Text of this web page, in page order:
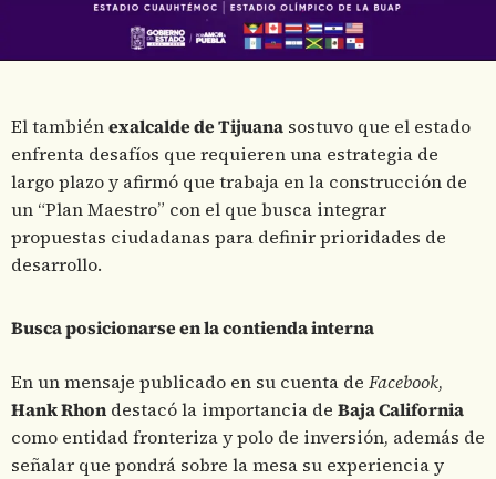
El tambiénexalcalde de Tijuana sostuvo que el estado
enfrenta desafíos que requieren una estrategia de
largo plazo y afirmó que trabaja en la construcción de
un “Plan Maestro” con el que busca integrar
propuestas ciudadanas para definir prioridades de
desarrollo.
Busca posicionarse en la contienda interna
En un mensaje publicado en su cuenta de Facebook,
Hank Rhon destacó la importancia de Baja California
como entidad fronteriza y polo de inversión, además de
señalar que pondrá sobre la mesa su experiencia y